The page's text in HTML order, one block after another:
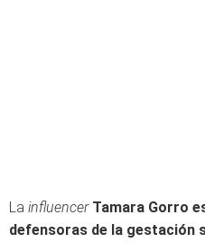
La influencer Tamara Gorro
defensoras de la gestación